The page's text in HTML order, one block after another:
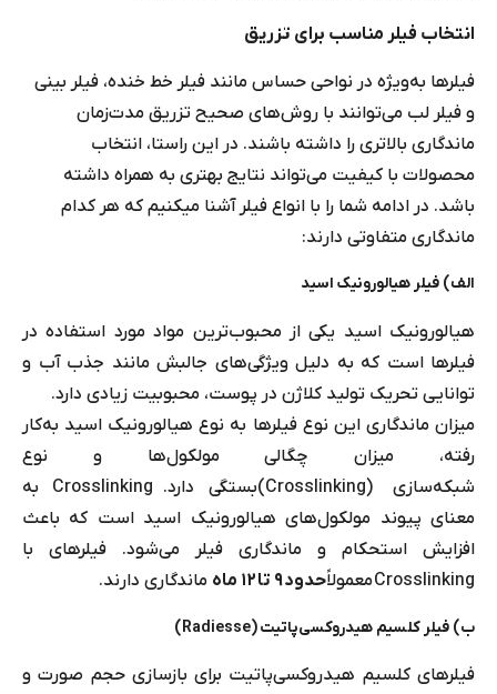
انتخاب فیلر مناسب برای تزریق
فیلرها به‌ویژه در نواحی حساس مانند فیلر خط خنده، فیلر بینی
و فیلر لب‌ می‌توانند با روش‌های صحیح تزریق مدت‌زمان
ماندگاری بالاتری را داشته باشند. در این راستا، انتخاب
محصولات با کیفیت می‌تواند نتایج بهتری به همراه داشته
باشد. در ادامه شما را با انواع فیلر آشنا میکنیم که هر کدام
ماندگاری متفاوتی دارند:
الف) فیلر هیالورونیک اسید
هیالورونیک اسید یکی از محبوب‌ترین مواد مورد استفاده در
فیلرها است که به دلیل ویژگی‌های جالبش مانند جذب آب و
توانایی تحریک تولید کلاژن در پوست، محبوبیت زیادی دارد.
میزان ماندگاری این نوع فیلرها به نوع هیالورونیک اسید به‌کار
رفته، میزان چگالی مولکول‌ها و نوع
شبکه‌سازی (Crosslinking)بستگی دارد. Crosslinking به
معنای پیوند مولکول‌های هیالورونیک اسید است که باعث
افزایش استحکام و ماندگاری فیلر می‌شود. فیلرهای با
Crosslinking معمولاً
حدود ۹ تا ۱۲ ماه ماندگاری دارند.
ب) فیلر کلسیم هیدروکسی‌پاتیت (Radiesse)
فیلرهای کلسیم هیدروکسی‌پاتیت برای بازسازی حجم صورت و